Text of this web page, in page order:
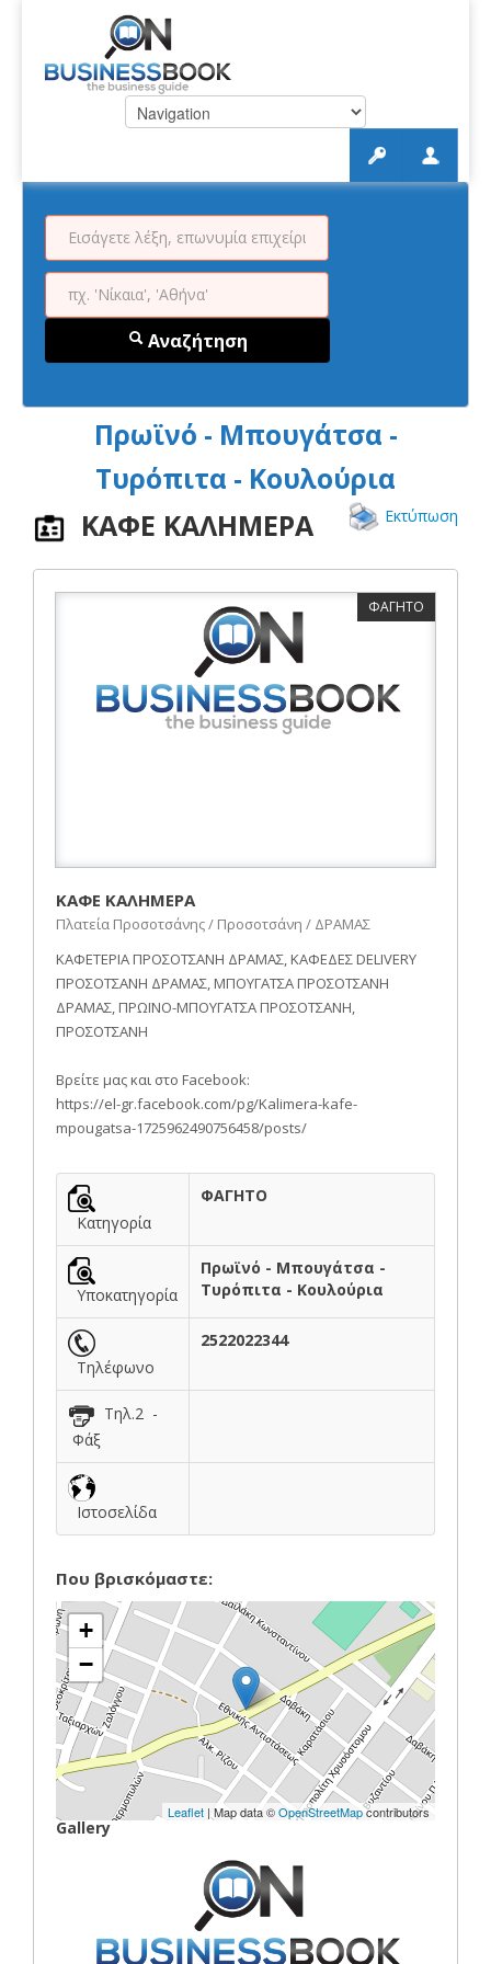
Αναζήτηση
Πρωϊνό - Μπουγάτσα -
Τυρόπιτα - Κουλούρια
ΚΑΦΕ ΚΑΛΗΜΕΡΑ Εκτύπωση
ΦΑΓΗΤΟ
ΚΑΦΕ ΚΑΛΗΜΕΡΑ
Πλατεία Προσοτσάνης / Προσοτσάνη / ΔΡΑΜΑΣ
ΚΑΦΕΤΕΡΙΑ ΠΡΟΣΟΤΣΑΝΗ ΔΡΑΜΑΣ, ΚΑΦΕΔΕΣ DELIVERY
ΠΡΟΣΟΤΣΑΝΗ ΔΡΑΜΑΣ, ΜΠΟΥΓΑΤΣΑ ΠΡΟΣΟΤΣΑΝΗ
ΔΡΑΜΑΣ, ΠΡΩΪΝΟ-ΜΠΟΥΓΑΤΣΑ ΠΡΟΣΟΤΣΑΝΗ,
ΠΡΟΣΟΤΣΑΝΗ
Βρείτε μας και στο Facebook:
https://el-gr.facebook.com/pg/Kalimera-kafe-
mpougatsa-1725962490756458/posts/
Κατηγορία
ΦΑΓΗΤΟ
Υποκατηγορία
Πρωϊνό - Μπουγάτσα -
Τυρόπιτα - Κουλούρια
Τηλέφωνο
2522022344
Τηλ.2 -
Φάξ
Ιστοσελίδα
Που βρισκόμαστε:
+
−
Leaflet | Map data ©OpenStreetMapcontributors
Gallery